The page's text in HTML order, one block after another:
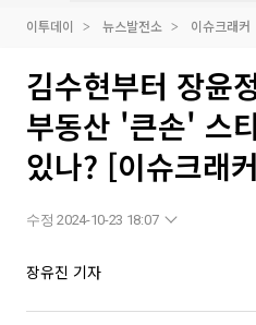
이투데이 뉴스발전소 이슈크래커
김수현부터 장윤
부동산 '큰손' 스
있나? [이슈크래
수정 2024-10-23 18:07
장유진 기자